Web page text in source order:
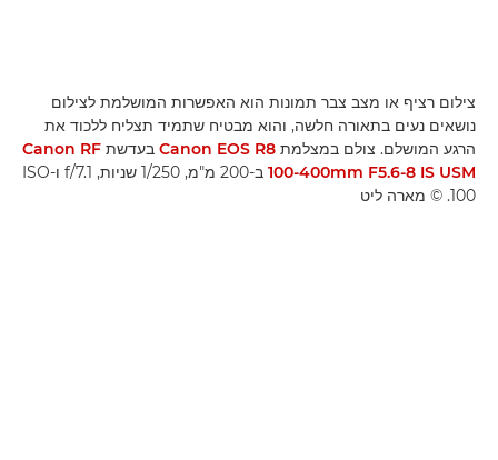
צילום רציף או מצב צבר תמונות הוא האפשרות המושלמת לצילום
נושאים נעים בתאורה חלשה, והוא מבטיח שתמיד תצליח ללכוד את
הרגע המושלם. צולם במצלמת Canon EOS R8 בעדשת Canon RF
100-400mm F5.6-8 IS USM
ב-200 מ"מ, 1/250 שניות, f/7.1 ו-ISO
100. © מארה ליט